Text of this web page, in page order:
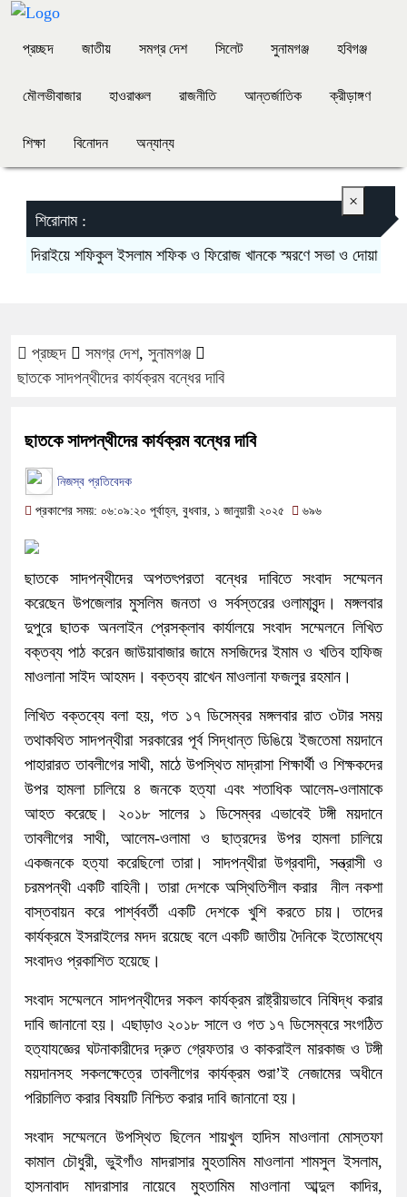
প্রচ্ছদ জাতীয় সমগ্র দেশ সিলেট সুনামগঞ্জ হবিগঞ্জ
মৌলভীবাজার হাওরাঞ্চল রাজনীতি আন্তর্জাতিক ক্রীড়াঙ্গণ
শিক্ষা বিনোদন অন্যান্য
শিরোনাম :
দিরাইয়ে শফিকুল ইসলাম শফিক ও ফিরোজ খানকে স্মরণে সভা ও দোয়া মাহফিল
×
প্রচ্ছদ সমগ্র দেশ, সুনামগঞ্জ
ছাতকে সাদপন্থীদের কার্যক্রম বন্ধের দাবি
ছাতকে সাদপন্থীদের কার্যক্রম বন্ধের দাবি
নিজস্ব প্রতিবেদক
প্রকাশের সময়: ০৬:০৯:২০ পূর্বাহ্ন, বুধবার, ১ জানুয়ারী ২০২৫ ৬৯৬
ছাতকে সাদপন্থীদের অপতৎপরতা বন্ধের দাবিতে সংবাদ সম্মেলন
করেছেন উপজেলার মুসলিম জনতা ও সর্বস্তরের ওলামাবৃন্দ। মঙ্গলবার
দুপুরে ছাতক অনলাইন প্রেসক্লাব কার্যালয়ে সংবাদ সম্মেলনে লিখিত
বক্তব্য পাঠ করেন জাউয়াবাজার জামে মসজিদের ইমাম ও খতিব হাফিজ
মাওলানা সাইদ আহমদ। বক্তব্য রাখেন মাওলানা ফজলুর রহমান।
লিখিত বক্তব্যে বলা হয়, গত ১৭ ডিসেম্বর মঙ্গলবার রাত ৩টার সময়
তথাকথিত সাদপন্থীরা সরকারের পূর্ব সিদ্ধান্ত ডিঙিয়ে ইজতেমা ময়দানে
পাহারারত তাবলীগের সাথী, মাঠে উপস্থিত মাদ্রাসা শিক্ষার্থী ও শিক্ষকদের
উপর হামলা চালিয়ে ৪ জনকে হত্যা এবং শতাধিক আলেম-ওলামাকে
আহত করেছে। ২০১৮ সালের ১ ডিসেম্বর এভাবেই টঙ্গী ময়দানে
তাবলীগের সাথী, আলেম-ওলামা ও ছাত্রদের উপর হামলা চালিয়ে
একজনকে হত্যা করেছিলো তারা। সাদপন্থীরা উগ্রবাদী, সন্ত্রাসী ও
চরমপন্থী একটি বাহিনী। তারা দেশকে অস্থিতিশীল করার নীল নকশা
বাস্তবায়ন করে পার্শ্ববর্তী একটি দেশকে খুশি করতে চায়। তাদের
কার্যক্রমে ইসরাইলের মদদ রয়েছে বলে একটি জাতীয় দৈনিকে ইতোমধ্যে
সংবাদও প্রকাশিত হয়েছে।
সংবাদ সম্মেলনে সাদপন্থীদের সকল কার্যক্রম রাষ্ট্রীয়ভাবে নিষিদ্ধ করার
দাবি জানানো হয়। এছাড়াও ২০১৮ সালে ও গত ১৭ ডিসেম্বরে সংগঠিত
হত্যাযজ্ঞের ঘটনাকারীদের দ্রুত গ্রেফতার ও কাকরাইল মারকাজ ও টঙ্গী
ময়দানসহ সকলক্ষেত্রে তাবলীগের কার্যক্রম শুরা’ই নেজামের অধীনে
পরিচালিত করার বিষয়টি নিশ্চিত করার দাবি জানানো হয়।
সংবাদ সম্মেলনে উপস্থিত ছিলেন শায়খুল হাদিস মাওলানা মোস্তফা
কামাল চৌধুরী, ভুইগাঁও মাদরাসার মুহতামিম মাওলানা শামসুল ইসলাম,
হাসনাবাদ মাদরাসার নায়েবে মুহতামিম মাওলানা আব্দুল কাদির,